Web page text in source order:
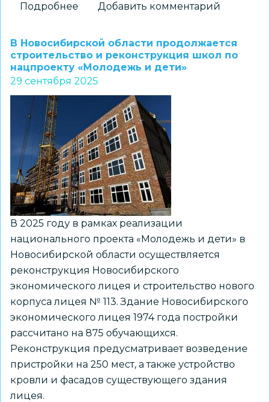
Подробнее
образования
Новосибирской
области
Мария
Жафярова
ознакомилась
с
результатами
капремонта
здания
гимназии
№14
«Универсарий»
Добавить комментарий
В Новосибирской области продолжается
строительство и реконструкция школ по
нацпроекту «Молодежь и дети»
29 сентября 2025
В 2025 году в рамках реализации
национального проекта «Молодежь и дети» в
Новосибирской области осуществляется
реконструкция Новосибирского
экономического лицея и строительство нового
корпуса лицея № 113. Здание Новосибирского
экономического лицея 1974 года постройки
рассчитано на 875 обучающихся.
Реконструкция предусматривает возведение
пристройки на 250 мест, а также устройство
кровли и фасадов существующего здания
лицея.